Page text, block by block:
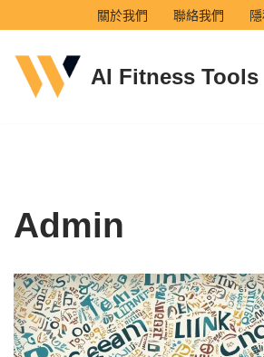
to
content
關於我們 聯絡我們
AI Fitness Tools
Admin